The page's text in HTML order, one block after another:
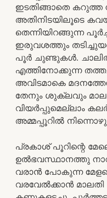
ഇടതിങ്ങാതെ കറുത്ത
അതിനിടയിലൂടെ
തെന്നിയിറങ്ങുന്ന
ഇരുവശത്തും
പൂർ ചുണ്ടുകൾ. ചാലിൽ
എത്തിനോക്കുന്ന
അവിടമാകെ
തേനും ശുക്ലവും
വിയർപ്പുമെല്ലാം
അമ്മപ്പൂറിൽ
പ്രകാശ് പൂറിന്റെ
ഉൽഭവസ്ഥാനത്തു നാവു
വരാൻ പോകുന്ന
വരവേൽക്കാൻ മാലതി